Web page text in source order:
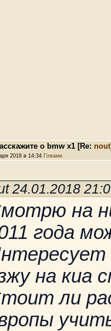
о bmw x1 [Re: nout
2018 в 14:34 Гілками
24.01.2018
на
года
на киа
ли